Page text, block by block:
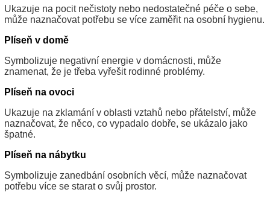
Ukazuje na pocit nečistoty nebo nedostatečné péče o sebe,
může naznačovat potřebu se více zaměřit na osobní hygienu.
Plíseň v domě
Symbolizuje negativní energie v domácnosti, může
znamenat, že je třeba vyřešit rodinné problémy.
Plíseň na ovoci
Ukazuje na zklamání v oblasti vztahů nebo přátelství, může
naznačovat, že něco, co vypadalo dobře, se ukázalo jako
špatné.
Plíseň na nábytku
Symbolizuje zanedbání osobních věcí, může naznačovat
potřebu více se starat o svůj prostor.